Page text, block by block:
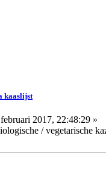
kaaslijst
2017, 22:48:29 »
/ vegetarische